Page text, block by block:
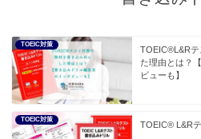
TOEIC対策
TOEIC®L&Rテ
た理由とは？
ビューも】
TOEIC対策
TOEIC® L&R